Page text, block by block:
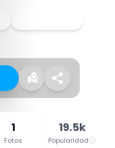
1
Fotos
19.5k
Popularidad